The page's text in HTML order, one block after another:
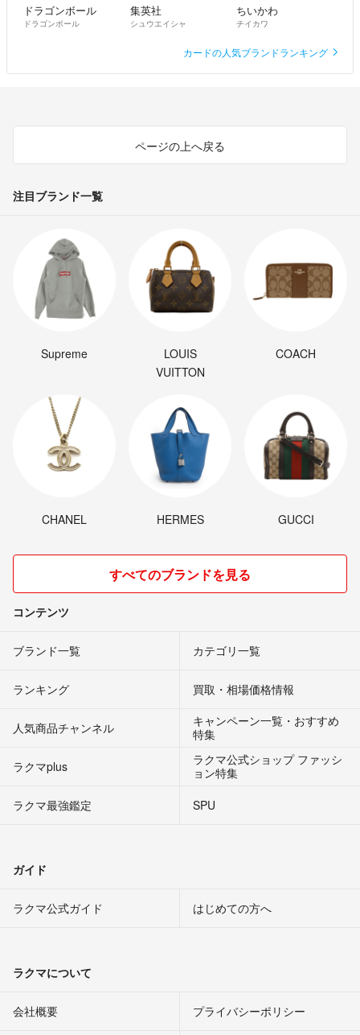
ドラゴンボール
ドラゴンボール
集英社
シュウエイシャ
ちいかわ
チイカワ
カードの人気ブランドランキング
ページの上へ戻る
注目ブランド一覧
Supreme
LOUIS
VUITTON
COACH
CHANEL HERMES GUCCI
すべてのブランドを見る
コンテンツ
ブランド一覧 カテゴリ一覧
ランキング 買取・相場価格情報
人気商品チャンネル
キャンペーン一覧・おすすめ
特集
ラクマplus
ラクマ公式ショップ ファッシ
ョン特集
ラクマ最強鑑定
SPU
ガイド
ラクマ公式ガイド はじめての方へ
ラクマについて
会社概要 プライバシーポリシー